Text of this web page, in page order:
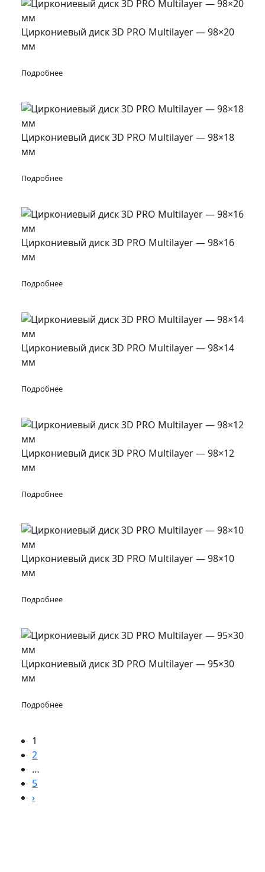
Циркониевый диск 3D PRO Multilayer — 98×20
мм
Подробнее
Циркониевый диск 3D PRO Multilayer — 98×18
мм
Подробнее
Циркониевый диск 3D PRO Multilayer — 98×16
мм
Подробнее
Циркониевый диск 3D PRO Multilayer — 98×14
мм
Подробнее
Циркониевый диск 3D PRO Multilayer — 98×12
мм
Подробнее
Циркониевый диск 3D PRO Multilayer — 98×10
мм
Подробнее
Циркониевый диск 3D PRO Multilayer — 95×30
мм
Подробнее
1
2
…
5
›